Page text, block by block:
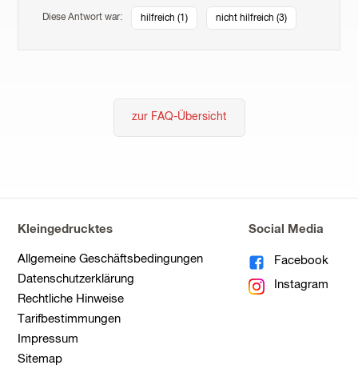
Diese Antwort war: hilfreich (1) nicht hilfreich (3)
zur FAQ-Übersicht
Kleingedrucktes
Allgemeine Geschäftsbedingungen
Datenschutzerklärung
Rechtliche Hinweise
Tarifbestimmungen
Impressum
Sitemap
Social Media
Facebook
Instagram